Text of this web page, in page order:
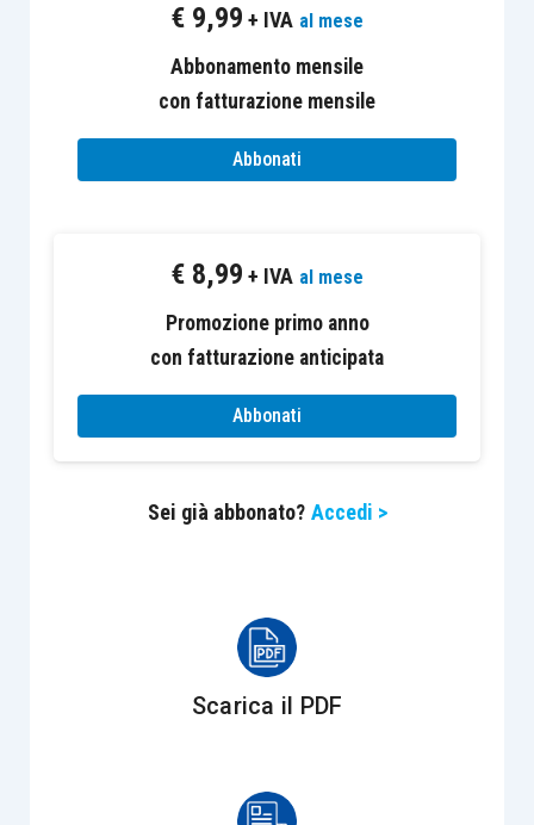
alleggerimento delle sanzioni, ma anche da
mera compilazione del modulo RW
che da sempre è stata problematica, con
indicazioni formulate dalla stessa Agenzia
spesso in modo contradditorio.
compone il modulo RW, rimane soltanto la
, nella quale i contribuenti sono
chiamati ad indicare la
consistenza
attività detenute all’estero. La norma non
essere dichiarate.
andavano indicati i trasferimenti, di ammontare
complessivo superiore a 10.000 euro, da e verso
l’estero di denaro, certificati in serie, di massa o
l’impatto qui non sarà molto significativo,
€ 9,99 + IVA al mese
Abbonamento mensile
con fatturazione mensile
Abbonati
€ 8,99 + IVA al mese
Promozione primo anno
con fatturazione anticipata
Abbonati
Sei già abbonato? Accedi >
Scarica il PDF